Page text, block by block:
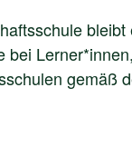
bei
gemäß